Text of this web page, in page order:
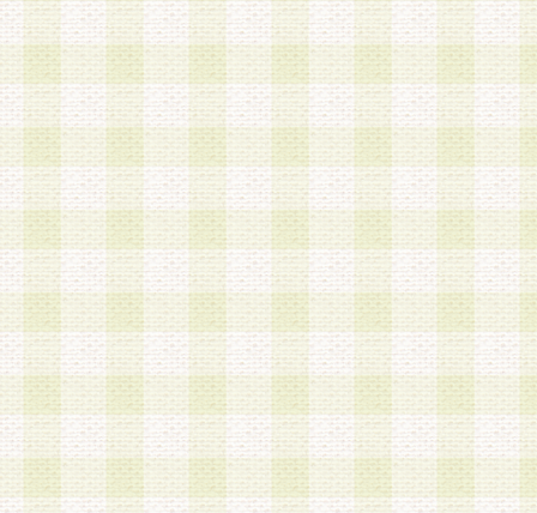
a.本サービスに係る謝礼、景品、調査サンプル品
b.会員からの電話、メール等の問い合わせなどへ
c.モバイルリサーチ、またはグループ形式による
実施もしくは運営
d.その他これらに付随する業務
4.会員は、住所、電話番号その他の登録情報につ
合は、速やかに当社所定の変更手続きを行うもの
5.当社は、必要と認めた場合、会員に対して、電
手段により登録情報の対象者が会員登録者本人で
の内容が正確であること、アンケートの回答内容
うことができるものとます。
6.会員は、会員登録後当社が定期的に行う登録情
して、当社指定の期間内に更新手続きを行うもの
該期間内に更新手続きを行わない場合、その時点
発行したポイントは失効されるものとします。